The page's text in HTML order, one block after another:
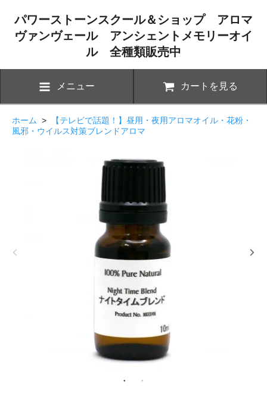
パワーストーンスクール＆ショップ アロマ
ヴァンヴェール アンシェントメモリーオイ
ル 全種類販売中
メニュー カートを見る
ホーム >
【テレビで話題！】昼用・夜用アロマオイル・花粉・
風邪・ウイルス対策ブレンドアロマ